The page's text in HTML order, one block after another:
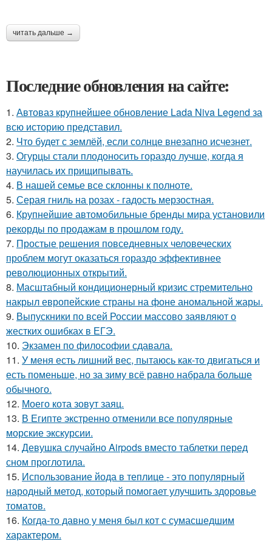
читать дальше →
Последние обновления на сайте:
1. Автоваз крупнейшее обновление Lada Niva Legend за
всю историю представил.
2. Что будет с землёй, если солнце внезапно исчезнет.
3. Огурцы стали плодоносить гораздо лучше, когда я
научилась их прищипывать.
4. В нашей семье все склонны к полноте.
5. Серая гниль на розах - гадость мерзостная.
6. Крупнейшие автомобильные бренды мира установили
рекорды по продажам в прошлом году.
7. Простые решения повседневных человеческих
проблем могут оказаться гораздо эффективнее
революционных открытий.
8. Масштабный кондиционерный кризис стремительно
накрыл европейские страны на фоне аномальной жары.
9. Выпускники по всей России массово заявляют о
жестких ошибках в ЕГЭ.
10. Экзамен по философии сдавала.
11. У меня есть лишний вес, пытаюсь как-то двигаться и
есть поменьше, но за зиму всё равно набрала больше
обычного.
12. Моего кота зовут заяц.
13. В Египте экстренно отменили все популярные
морские экскурсии.
14. Девушка случайно Airpods вместо таблетки перед
сном проглотила.
15. Использование йода в теплице - это популярный
народный метод, который помогает улучшить здоровье
томатов.
16. Когда-то давно у меня был кот с сумасшедшим
характером.